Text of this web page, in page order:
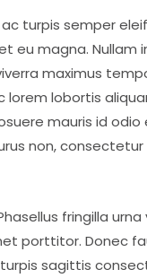
turpis semper
eu magna.
maximus
lobortis
mauris id
non,
fringilla
porttitor. Donec
sagittis